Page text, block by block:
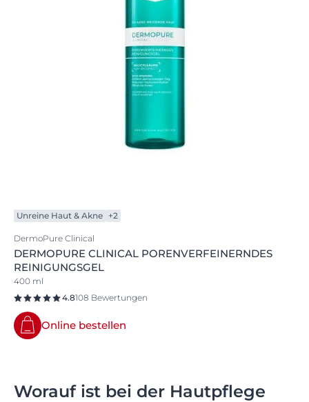
Unreine Haut & Akne +2
DermoPure Clinical
DERMOPURE CLINICAL PORENVERFEINERNDES
REINIGUNGSGEL
400 ml
4.8108 Bewertungen
Online bestellen
Worauf ist bei der Hautpflege